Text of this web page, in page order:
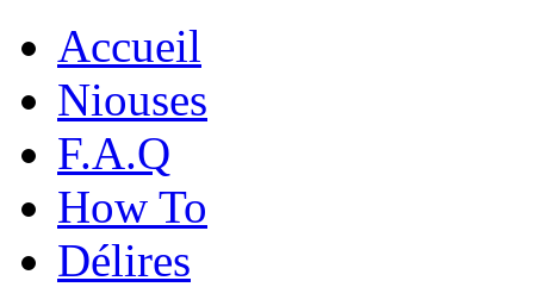
Accueil
Niouses
F.A.Q
How To
Délires